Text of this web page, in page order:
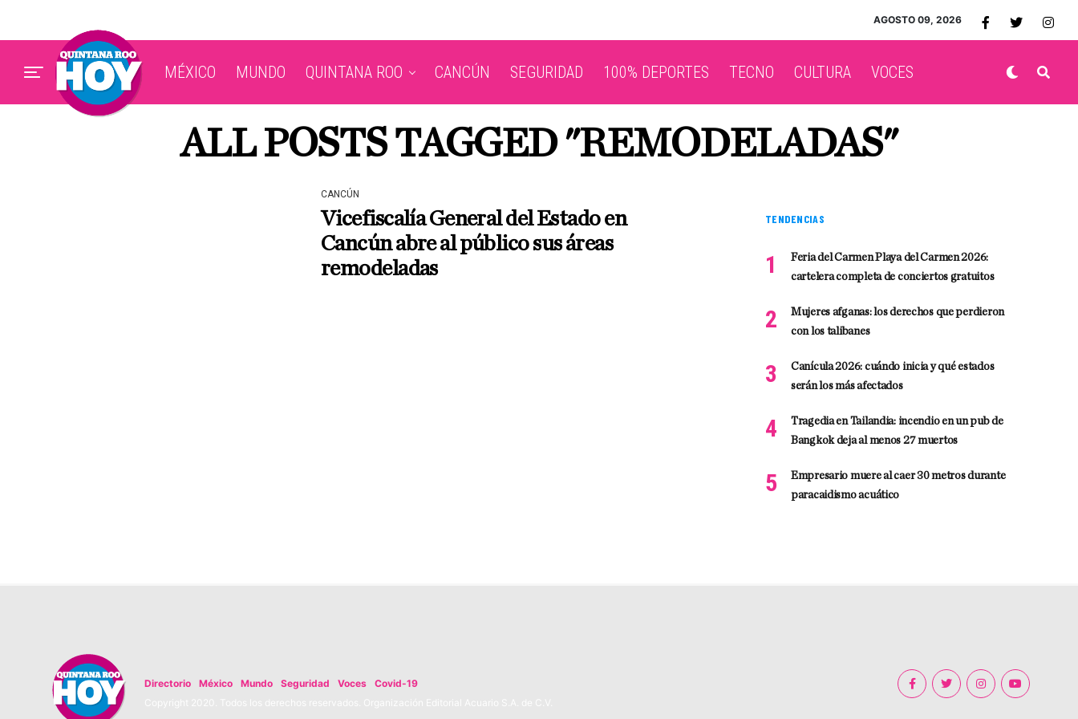
AGOSTO 09, 2026
MÉXICO MUNDO QUINTANA ROO CANCÚN SEGURIDAD 100% DEPORTES TECNO CULTURA VOCES
ALL POSTS TAGGED "REMODELADAS"
CANCÚN
Vicefiscalía General del Estado en
Cancún abre al público sus áreas
remodeladas
TENDENCIAS
Feria del Carmen Playa del Carmen 2026:
cartelera completa de conciertos gratuitos
Mujeres afganas: los derechos que perdieron
con los talibanes
Canícula 2026: cuándo inicia y qué estados
serán los más afectados
Tragedia en Tailandia: incendio en un pub de
Bangkok deja al menos 27 muertos
Empresario muere al caer 30 metros durante
paracaidismo acuático
Directorio México Mundo Seguridad Voces
Covid-19